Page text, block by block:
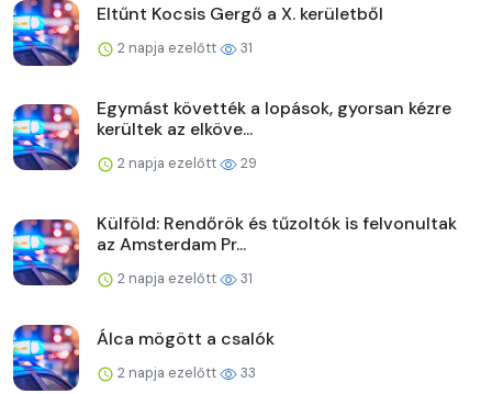
Eltűnt Kocsis Gergő a X. kerületből
2 napja ezelőtt 31
Egymást követték a lopások, gyorsan kézre
kerültek az elköve...
2 napja ezelőtt 29
Külföld: Rendőrök és tűzoltók is felvonultak
az Amsterdam Pr...
2 napja ezelőtt 31
Álca mögött a csalók
2 napja ezelőtt 33